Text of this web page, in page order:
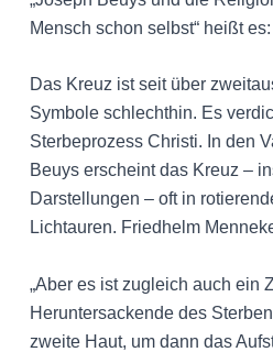
Mensch schon selbst“ heißt es:
Das Kreuz ist seit über
Symbole schlechthin. Es
Sterbeprozess Christi. In den
Beuys erscheint das Kreuz –
Darstellungen – oft in
Lichtauren. Friedhelm
„Aber es ist zugleich auch ein
Heruntersackende des
zweite Haut, um dann das